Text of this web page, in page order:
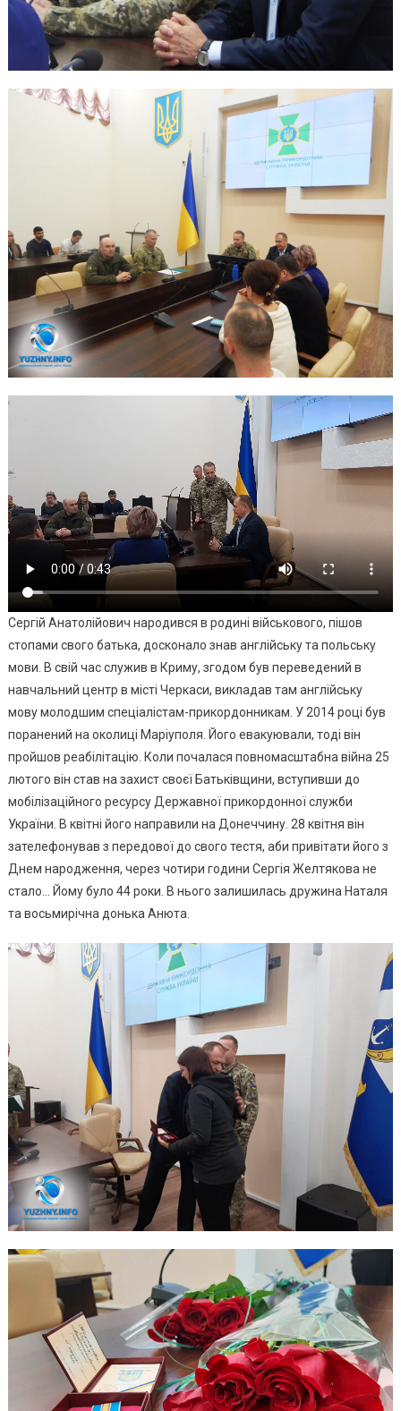
Сергій Анатолійович народився в родині військового, пішов
стопами свого батька, досконало знав англійську та польську
мови. В свій час служив в Криму, згодом був переведений в
навчальний центр в місті Черкаси, викладав там англійську
мову молодшим спеціалістам-прикордонникам. У 2014 році був
поранений на околиці Маріуполя. Його евакуювали, тоді він
пройшов реабілітацію. Коли почалася повномасштабна війна 25
лютого він став на захист своєї Батьківщини, вступивши до
мобілізаційного ресурсу Державної прикордонної служби
України. В квітні його направили на Донеччину. 28 квітня він
зателефонував з передової до свого тестя, аби привітати його з
Днем народження, через чотири години Сергія Желтякова не
стало… Йому було 44 роки. В нього залишилась дружина Наталя
та восьмирічна донька Анюта.